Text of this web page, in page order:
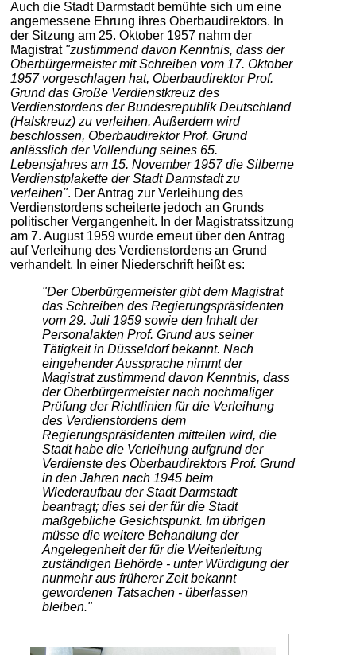
Auch die Stadt Darmstadt bemühte sich um eine
angemessene Ehrung ihres Oberbaudirektors. In
der Sitzung am 25. Oktober 1957 nahm der
Magistrat "zustimmend davon Kenntnis, dass der
Oberbürgermeister mit Schreiben vom 17. Oktober
1957 vorgeschlagen hat, Oberbaudirektor Prof.
Grund das Große Verdienstkreuz des
Verdienstordens der Bundesrepublik Deutschland
(Halskreuz) zu verleihen. Außerdem wird
beschlossen, Oberbaudirektor Prof. Grund
anlässlich der Vollendung seines 65.
Lebensjahres am 15. November 1957 die Silberne
Verdienstplakette der Stadt Darmstadt zu
verleihen". Der Antrag zur Verleihung des
Verdienstordens scheiterte jedoch an Grunds
politischer Vergangenheit. In der Magistratssitzung
am 7. August 1959 wurde erneut über den Antrag
auf Verleihung des Verdienstordens an Grund
verhandelt. In einer Niederschrift heißt es:
"Der Oberbürgermeister gibt dem Magistrat
das Schreiben des Regierungspräsidenten
vom 29. Juli 1959 sowie den Inhalt der
Personalakten Prof. Grund aus seiner
Tätigkeit in Düsseldorf bekannt. Nach
eingehender Aussprache nimmt der
Magistrat zustimmend davon Kenntnis, dass
der Oberbürgermeister nach nochmaliger
Prüfung der Richtlinien für die Verleihung
des Verdienstordens dem
Regierungspräsidenten mitteilen wird, die
Stadt habe die Verleihung aufgrund der
Verdienste des Oberbaudirektors Prof. Grund
in den Jahren nach 1945 beim
Wiederaufbau der Stadt Darmstadt
beantragt; dies sei der für die Stadt
maßgebliche Gesichtspunkt. Im übrigen
müsse die weitere Behandlung der
Angelegenheit der für die Weiterleitung
zuständigen Behörde - unter Würdigung der
nunmehr aus früherer Zeit bekannt
gewordenen Tatsachen - überlassen
bleiben."